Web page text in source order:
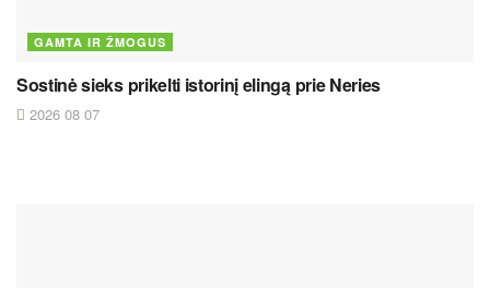
GAMTA IR ŽMOGUS
Sostinė sieks prikelti istorinį elingą prie Neries
2026 08 07